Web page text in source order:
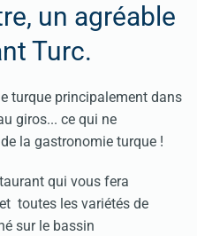
un agréable
Turc.
turque principalement dans
giros... ce qui ne
la gastronomie turque !
qui vous fera
toutes les variétés de
sur le bassin